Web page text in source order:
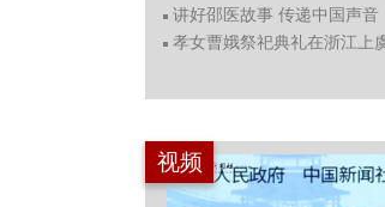
讲好邵医故事 传递中国声音
孝女曹娥祭祀典礼在浙江上
视频